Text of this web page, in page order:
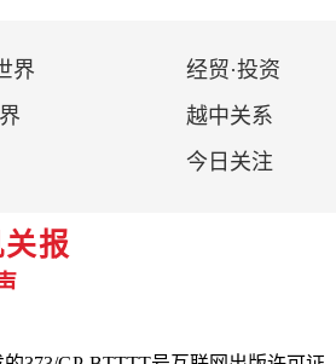
界 经贸·投资
越中关系
今日关注
报